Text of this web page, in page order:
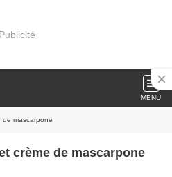
Publicité
MENU
mascarpone
crème de mascarpone